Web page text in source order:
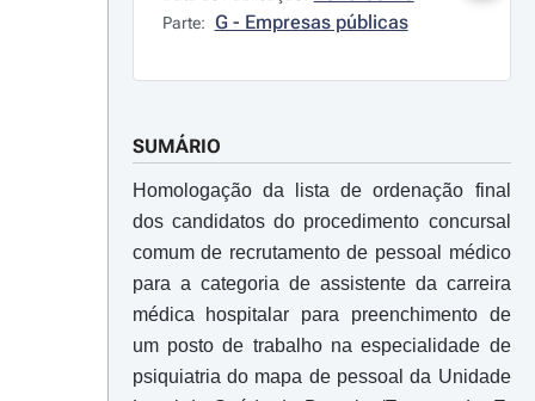
Parte: G - Empresas públicas
SUMÁRIO
Homologação da lista de ordenação final
dos candidatos do procedimento concursal
comum de recrutamento de pessoal médico
para a categoria de assistente da carreira
médica hospitalar para preenchimento de
um posto de trabalho na especialidade de
psiquiatria do mapa de pessoal da Unidade